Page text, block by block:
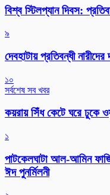
বিশ্ব স্টিলপ্যান দিবস:
৯
দেবহাটায় প্রতিবন্ধী
১০
সর্বশেষ সব খবর
কয়রায় সিঁধ কেটে ঘরে ঢুকে
১
পাটকেলঘাটা আল-আমিন
ঈদ পুনর্মিলনী